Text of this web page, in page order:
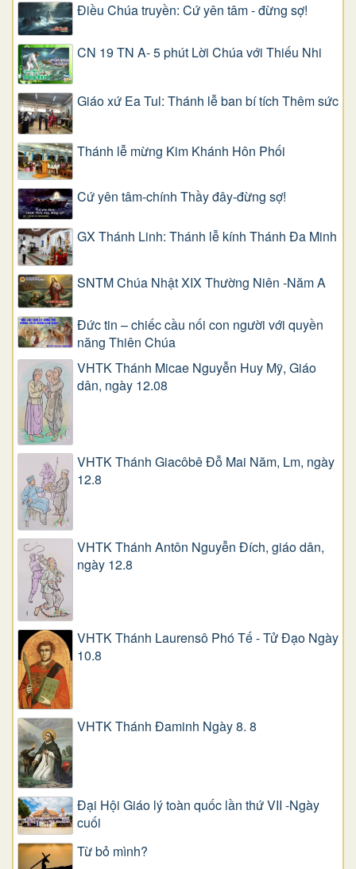
Điều Chúa truyền: Cứ yên tâm - đừng sợ!
CN 19 TN A- 5 phút Lời Chúa với Thiếu Nhi
Giáo xứ Ea Tul: Thánh lễ ban bí tích Thêm sức
Thánh lễ mừng Kim Khánh Hôn Phối
Cứ yên tâm-chính Thầy đây-đừng sợ!
GX Thánh Linh: Thánh lễ kính Thánh Đa Minh
SNTM Chúa Nhật XIX Thường Niên -Năm A
Đức tin – chiếc cầu nối con người với quyền
năng Thiên Chúa
VHTK Thánh Micae Nguyễn Huy Mỹ, Giáo
dân, ngày 12.08
VHTK Thánh Giacôbê Ðỗ Mai Năm, Lm, ngày
12.8
VHTK Thánh Antôn Nguyễn Ðích, giáo dân,
ngày 12.8
VHTK Thánh Laurensô Phó Tế - Tử Đạo Ngày
10.8
VHTK Thánh Đaminh Ngày 8. 8
Đại Hội Giáo lý toàn quốc lần thứ VII -Ngày
cuối
Từ bỏ mình?